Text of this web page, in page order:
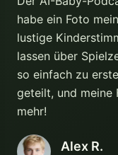
habe ein Foto
lustige
lassen über
so einfach zu
geteilt, und meine
mehr!
Alex R.